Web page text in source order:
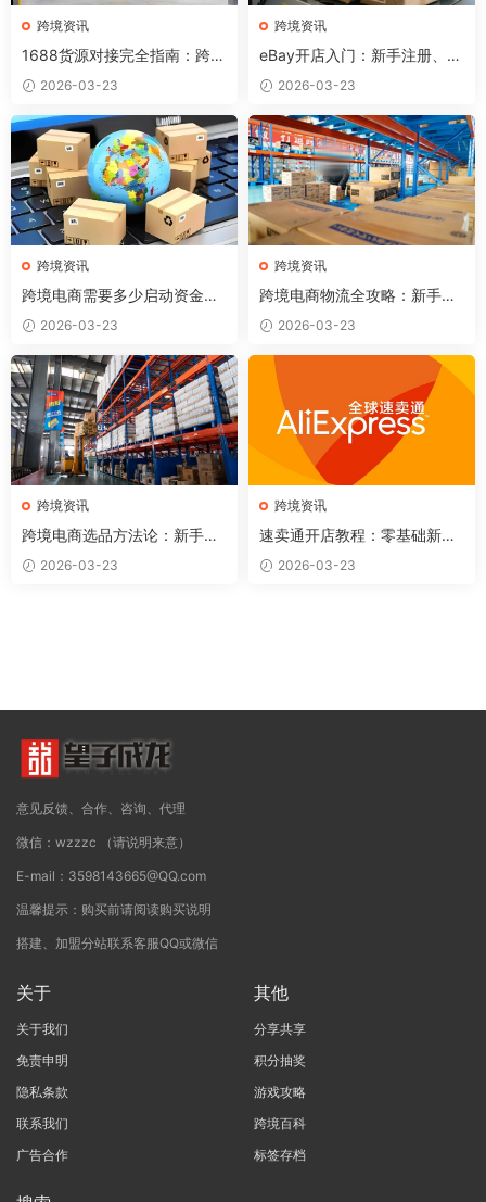
跨境资讯
1688货源对接完全指南：跨境
卖家如何找到优质供应商？
2026-03-23
跨境资讯
eBay开店入门：新手注册、发
布产品和出单全流程
2026-03-23
跨境资讯
跨境电商需要多少启动资金？
各平台资金规划详解
2026-03-23
跨境资讯
跨境电商物流全攻略：新手必
懂的5种国际物流方式
2026-03-23
跨境资讯
跨境电商选品方法论：新手如
何找到第一个赚钱的产品？
2026-03-23
跨境资讯
速卖通开店教程：零基础新手
如何从0到1做速卖通（2026
完整版）
2026-03-23
意见反馈、合作、咨询、代理
微信：wzzzc （请说明来意）
E-mail：3598143665@QQ.com
温馨提示：购买前请阅读购买说明
搭建、加盟分站联系客服QQ或微信
关于
关于我们
免责申明
隐私条款
联系我们
广告合作
其他
分享共享
积分抽奖
游戏攻略
跨境百科
标签存档